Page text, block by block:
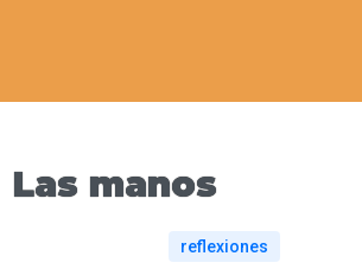
Las manos
reflexiones